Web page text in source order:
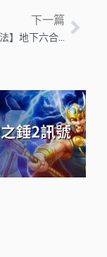
下一篇
【六合彩玩法】地下六合彩怎麼玩？超詳細教學讓你一秒就上手